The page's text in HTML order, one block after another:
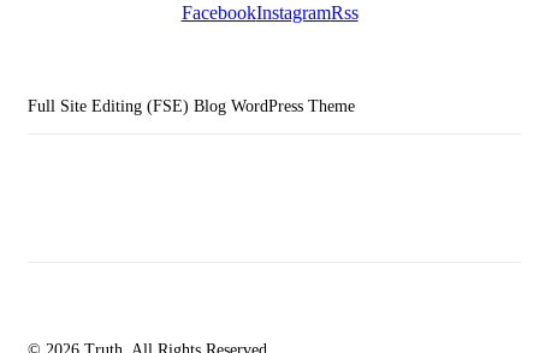
FacebookInstagramRss
Full Site Editing (FSE) Blog WordPress Theme